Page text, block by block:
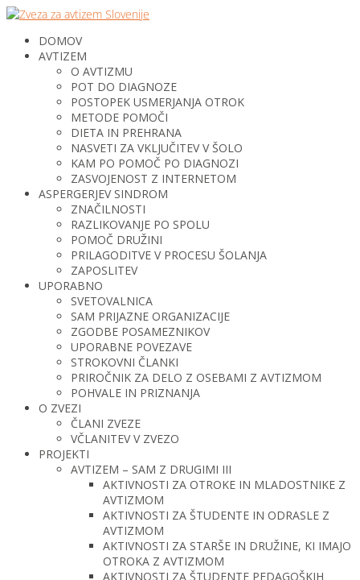
DOMOV
AVTIZEM
O AVTIZMU
POT DO DIAGNOZE
POSTOPEK USMERJANJA OTROK
METODE POMOČI
DIETA IN PREHRANA
NASVETI ZA VKLJUČITEV V ŠOLO
KAM PO POMOČ PO DIAGNOZI
ZASVOJENOST Z INTERNETOM
ASPERGERJEV SINDROM
ZNAČILNOSTI
RAZLIKOVANJE PO SPOLU
POMOČ DRUŽINI
PRILAGODITVE V PROCESU ŠOLANJA
ZAPOSLITEV
UPORABNO
SVETOVALNICA
SAM PRIJAZNE ORGANIZACIJE
ZGODBE POSAMEZNIKOV
UPORABNE POVEZAVE
STROKOVNI ČLANKI
PRIROČNIK ZA DELO Z OSEBAMI Z AVTIZMOM
POHVALE IN PRIZNANJA
O ZVEZI
ČLANI ZVEZE
VČLANITEV V ZVEZO
PROJEKTI
AVTIZEM – SAM Z DRUGIMI III
AKTIVNOSTI ZA OTROKE IN MLADOSTNIKE Z
AVTIZMOM
AKTIVNOSTI ZA ŠTUDENTE IN ODRASLE Z
AVTIZMOM
AKTIVNOSTI ZA STARŠE IN DRUŽINE, KI IMAJO
OTROKA Z AVTIZMOM
AKTIVNOSTI ZA ŠTUDENTE PEDAGOŠKIH